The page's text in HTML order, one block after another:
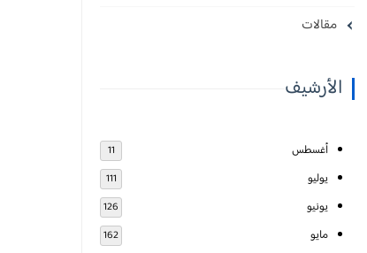
مقالات
الأرشيف
أغسطس 11
يوليو 111
يونيو 126
مايو 162